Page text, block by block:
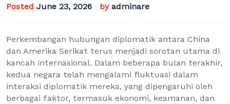
Posted June 23, 2026 by adminare
Perkembangan hubungan diplomatik antara China
dan Amerika Serikat terus menjadi sorotan utama di
kancah internasional. Dalam beberapa bulan terakhir,
kedua negara telah mengalami fluktuasi dalam
interaksi diplomatik mereka, yang dipengaruhi oleh
berbagai faktor, termasuk ekonomi, keamanan, dan